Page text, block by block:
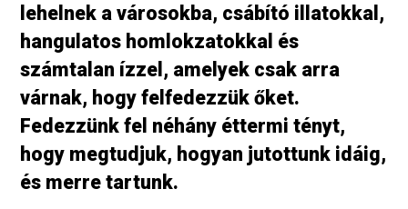
lehelnek a városokba, csábító illatokkal,
hangulatos homlokzatokkal és
számtalan ízzel, amelyek csak arra
várnak, hogy felfedezzük őket.
Fedezzünk fel néhány éttermi tényt,
hogy megtudjuk, hogyan jutottunk idáig,
és merre tartunk.